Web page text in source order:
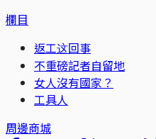
欄目
返工这回事
不重磅記者自留地
女人沒有國家？
工具人
周邊商城